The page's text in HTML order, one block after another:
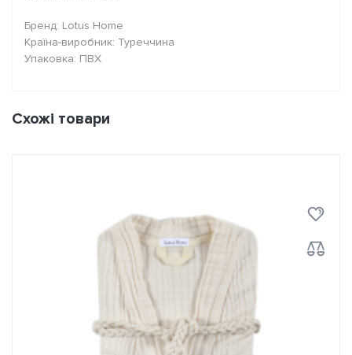
Бренд: Lotus Home
Країна-виробник: Туреччина
Упаковка: ПВХ
Схожі товари